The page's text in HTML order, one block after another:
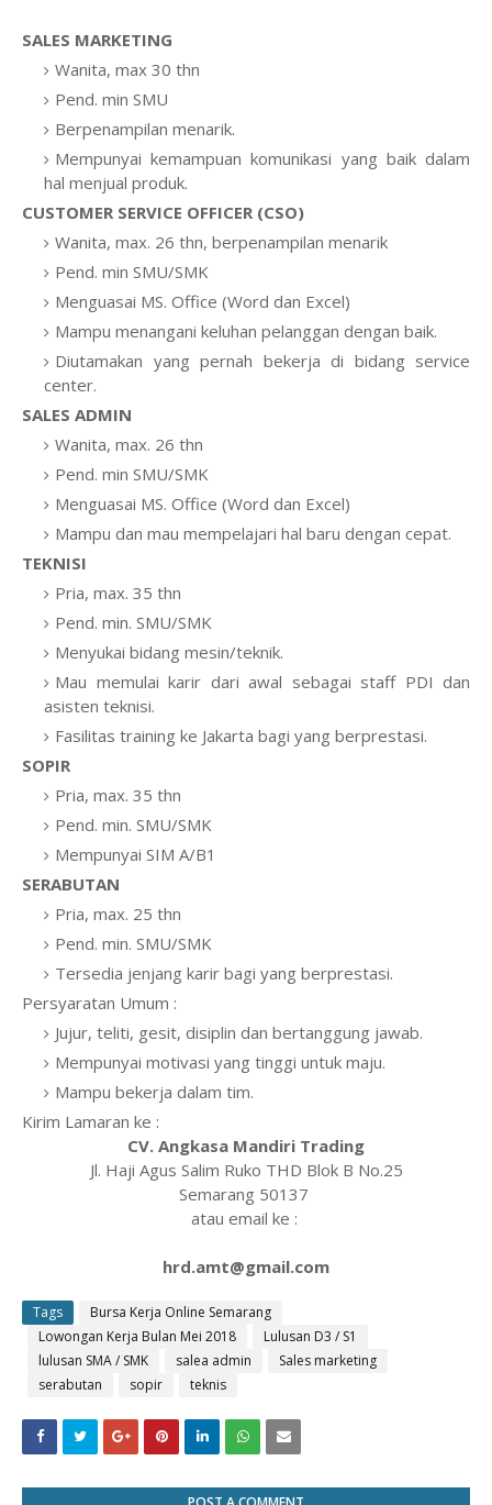
SALES MARKETING
Wanita, max 30 thn
Pend. min SMU
Berpenampilan menarik.
Mempunyai kemampuan komunikasi yang baik dalam
hal menjual produk.
CUSTOMER SERVICE OFFICER (CSO)
Wanita, max. 26 thn, berpenampilan menarik
Pend. min SMU/SMK
Menguasai MS. Office (Word dan Excel)
Mampu menangani keluhan pelanggan dengan baik.
Diutamakan yang pernah bekerja di bidang service
center.
SALES ADMIN
Wanita, max. 26 thn
Pend. min SMU/SMK
Menguasai MS. Office (Word dan Excel)
Mampu dan mau mempelajari hal baru dengan cepat.
TEKNISI
Pria, max. 35 thn
Pend. min. SMU/SMK
Menyukai bidang mesin/teknik.
Mau memulai karir dari awal sebagai staff PDI dan
asisten teknisi.
Fasilitas training ke Jakarta bagi yang berprestasi.
SOPIR
Pria, max. 35 thn
Pend. min. SMU/SMK
Mempunyai SIM A/B1
SERABUTAN
Pria, max. 25 thn
Pend. min. SMU/SMK
Tersedia jenjang karir bagi yang berprestasi.
Persyaratan Umum :
Jujur, teliti, gesit, disiplin dan bertanggung jawab.
Mempunyai motivasi yang tinggi untuk maju.
Mampu bekerja dalam tim.
Kirim Lamaran ke :
CV. Angkasa Mandiri Trading
Jl. Haji Agus Salim Ruko THD Blok B No.25
Semarang 50137
atau email ke :
hrd.amt@gmail.com
Tags
Bursa Kerja Online Semarang
Lowongan Kerja Bulan Mei 2018
Lulusan D3 / S1
lulusan SMA / SMK
salea admin
Sales marketing
serabutan
sopir teknis